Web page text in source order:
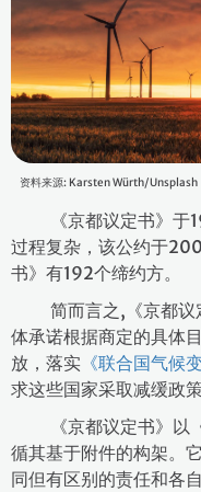
资料来源: Karsten Würth/Unsplash
《京都议定书》于
过程复杂，该公约于
书》有192个缔约方。
简而言之,《京都议
体承诺根据商定的具体
放，落实 《联合国气候
求这些国家采取减缓政
《京都议定书》以《
循其基于附件的构架。
同但有区别的责任和各